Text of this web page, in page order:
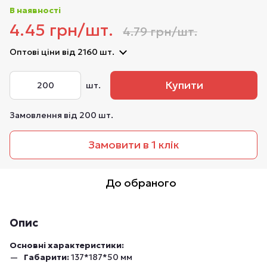
В наявності
4.45 грн/шт. 4.79 грн/шт.
Оптові ціни від 2160 шт.
шт. Купити
Замовлення від 200 шт.
Замовити в 1 клік
До обраного
Опис
Основні характеристики:
Габарити:137*187*50 мм